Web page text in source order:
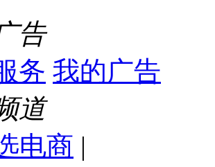
告
务 我的广告
道
电商 |